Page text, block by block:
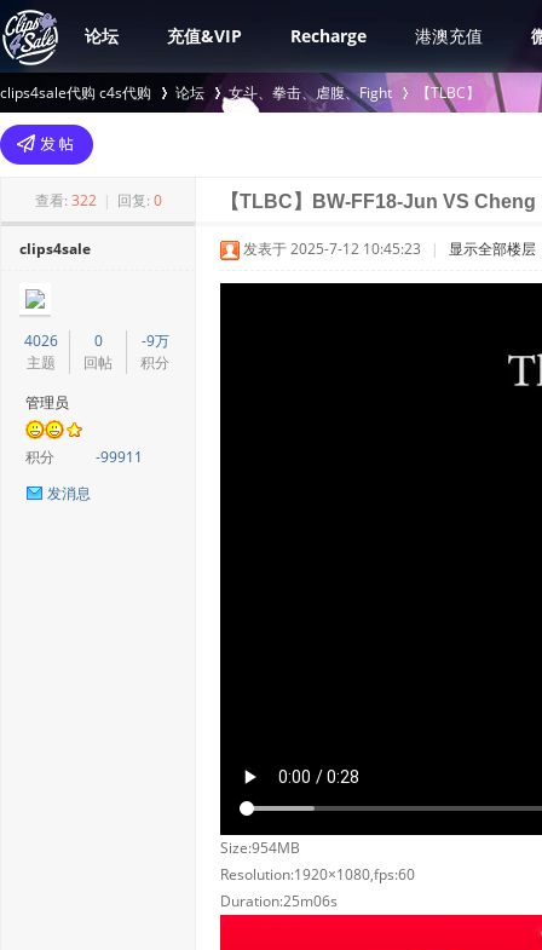
论坛 充值&VIP Recharge 港澳充值
clips4sale代购 c4s代购
>
论坛 女斗、拳击、虐腹、Fight
›
【TLBC】
查看: 322 | 回复: 0 【TLBC】BW-FF18-Jun VS Cheng
clips4sale
4026
主题
0
回帖
-9万
积分
管理员
积分
-99911
发消息
发表于 2025-7-12 10:45:23 | 显示全部楼层
Size:954MB
Resolution:1920×1080,fps:60
Duration:25m06s